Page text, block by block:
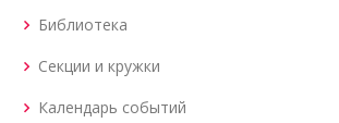
Библиотека
Секции и кружки
Календарь событий